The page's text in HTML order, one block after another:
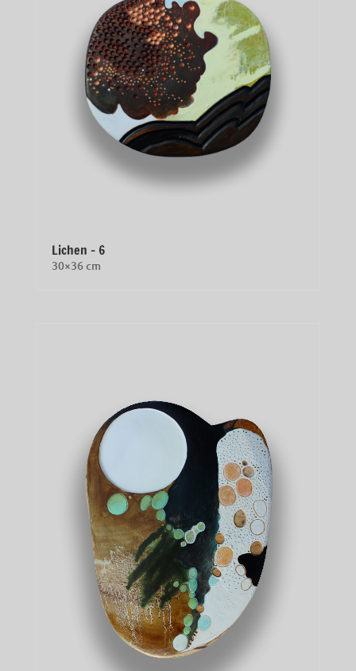
Lichen – 6
30×36 cm